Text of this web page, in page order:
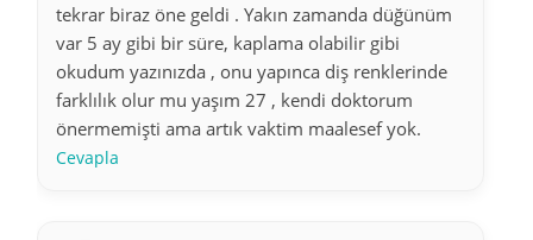
tekrar biraz öne geldi . Yakın zamanda düğünüm
var 5 ay gibi bir süre, kaplama olabilir gibi
okudum yazınızda , onu yapınca diş renklerinde
farklılık olur mu yaşım 27 , kendi doktorum
önermemişti ama artık vaktim maalesef yok.
Cevapla